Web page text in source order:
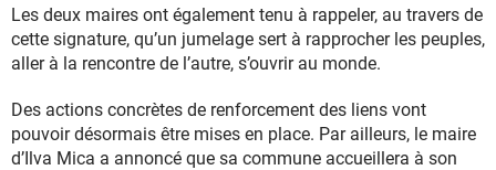
Les deux maires ont également tenu à rappeler, au travers de
cette signature, qu’un jumelage sert à rapprocher les peuples,
aller à la rencontre de l’autre, s’ouvrir au monde.
Des actions concrètes de renforcement des liens vont
pouvoir désormais être mises en place. Par ailleurs, le maire
d’Ilva Mica a annoncé que sa commune accueillera à son